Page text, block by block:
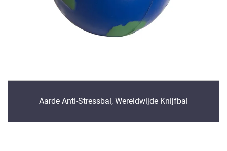
Aarde Anti-Stressbal, Wereldwijde Knijfbal